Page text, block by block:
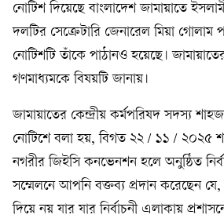
নোটিশ দিয়েছে বাংলাদেশ জামায়াতে
দলটির সেক্রেটারি জেনারেল মিয়া গোলাম
নোটিশটি তাঁকে পাঠানও হয়েছে।
গণমাধ্যমকে বিষয়টি জানায়।
জামায়াতের কেন্দ্রীয় কর্মপরিষদ সদস্য
নোটিশে বলা হয়, বিগত ২২ / ১১ / ২০২৫
নগরীর জিইসি কনভেনশন হলে অনুষ্ঠিত
সম্মেলনে আপনি বক্তব্য প্রদান করেছেন যে,
দিয়ে নয় যার যার নির্বাচনী এলাকায়